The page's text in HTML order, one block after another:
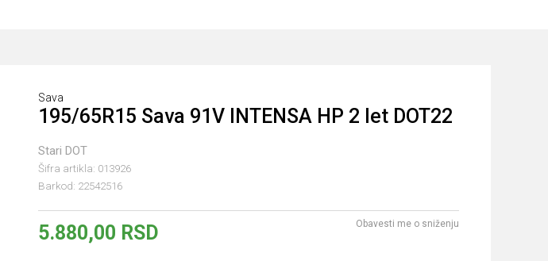
Sava
195/65R15 Sava 91V INTENSA HP 2 let DOT22
Stari DOT
Šifra artikla: 013926
Barkod: 22542516
5.880,00 RSD Obavesti me o sniženju